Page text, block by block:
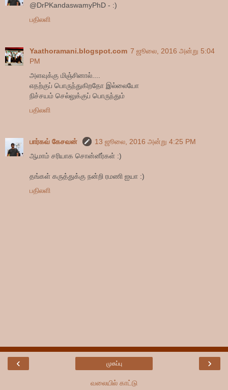
@DrPKandaswamyPhD - :)
பதிலளி
Yaathoramani.blogspot.com 7 ஜூலை, 2016 அன்று 5:04
PM
அளவுக்கு மிஞ்சினால்....
எதற்குப் பொருந்துகிறதோ இல்லையோ
நிச்சயம் செல்லுக்குப் பொருந்தும்
பதிலளி
பார்கவ் கேசவன்
13 ஜூலை, 2016 அன்று 4:25 PM
ஆமாம் சரியாக சொன்னீர்கள் :)
தங்கள் கருத்துக்கு நன்றி ரமணி ஐயா :)
பதிலளி
‹ ›
முகப்பு
வலையில் காட்டு